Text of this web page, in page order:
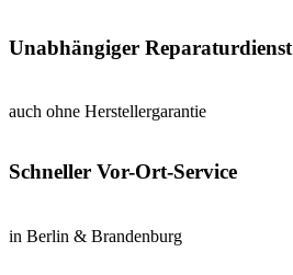
Unabhängiger Reparaturdienst
auch ohne Herstellergarantie
Schneller Vor-Ort-Service
in Berlin & Brandenburg